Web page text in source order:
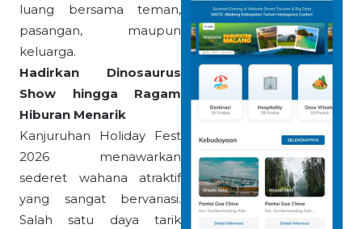
luang bersama teman,
pasangan, maupun
keluarga.
Hadirkan Dinosaurus
Show hingga Ragam
Hiburan Menarik
Kanjuruhan Holiday Fest
2026 menawarkan
sederet wahana atraktif
yang sangat bervariasi.
Salah satu daya tarik